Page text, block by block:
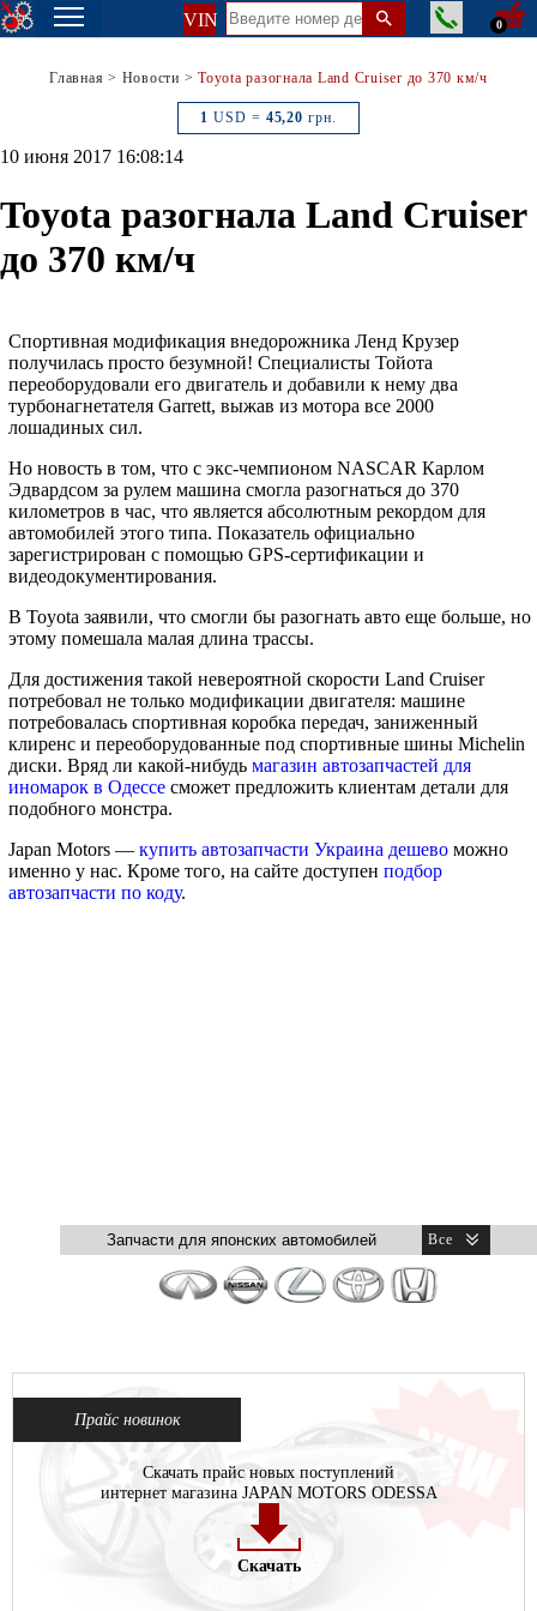
VIN 0
Главная > Новости >Toyota разогнала Land Cruiser до 370 км/ч
1 USD = 45,20 грн.
10 июня 2017 16:08:14
Toyota разогнала Land Cruiser
до 370 км/ч
Спортивная модификация внедорожника Ленд Крузер
получилась просто безумной! Специалисты Тойота
переоборудовали его двигатель и добавили к нему два
турбонагнетателя Garrett, выжав из мотора все 2000
лошадиных сил.
Но новость в том, что с экс-чемпионом NASCAR Карлом
Эдвардсом за рулем машина смогла разогнаться до 370
километров в час, что является абсолютным рекордом для
автомобилей этого типа. Показатель официально
зарегистрирован с помощью GPS-сертификации и
видеодокументирования.
В Toyota заявили, что смогли бы разогнать авто еще больше, но
этому помешала малая длина трассы.
Для достижения такой невероятной скорости Land Cruiser
потребовал не только модификации двигателя: машине
потребовалась спортивная коробка передач, заниженный
клиренс и переоборудованные под спортивные шины Michelin
диски. Вряд ли какой-нибудь магазин автозапчастей для
иномарок в Одессе сможет предложить клиентам детали для
подобного монстра.
Japan Motors — купить автозапчасти Украина дешево можно
именно у нас. Кроме того, на сайте доступен подбор
автозапчасти по коду.
Прайс новинок
Скачать прайс новых поступлений
интернет магазина JAPAN MOTORS ODESSA
Скачать